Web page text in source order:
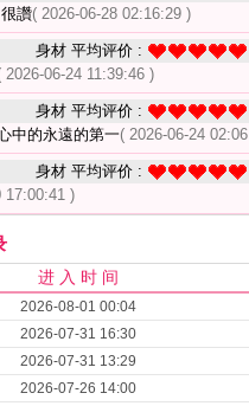
讚( 2026-06-28 02:16:29 )
身材 平均评价 :
2026-06-24 11:39:46 )
身材 平均评价 :
中的永遠的第一( 2026-06-24
身材 平均评价 :
17:00:41 )
进 入 时 间
2026-08-01 00:04
2026-07-31 16:30
2026-07-31 13:29
2026-07-26 14:00